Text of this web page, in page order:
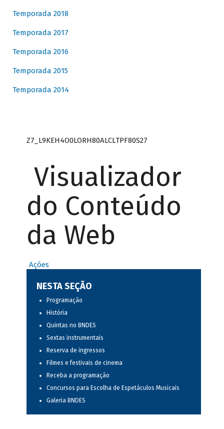
Temporada 2018
Temporada 2017
Temporada 2016
Temporada 2015
Temporada 2014
Z7_L9KEH4O0LORH80ALCLTPF80S27
Visualizador
do Conteúdo
da Web
Ações
NESTA SEÇÃO
Programação
História
Quintas no BNDES
Sextas instrumentais
Reserva de ingressos
Filmes e festivais de cinema
Receba a programação
Concursos para Escolha de Espetáculos Musicais
Galeria BNDES